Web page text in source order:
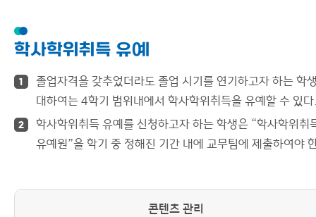
학사학위취득 유예
1
졸업자격을 갖추었더라도 졸업 시기를 연기하고자 하는 학
대하여는 4학기 범위내에서 학사학위취득을 유예할 수 있
2
학사학위취득 유예를 신청하고자 하는 학생은 “학사학위취
유예원”을 학기 중 정해진 기간 내에 교무팀에 제출하여야
콘텐츠 관리